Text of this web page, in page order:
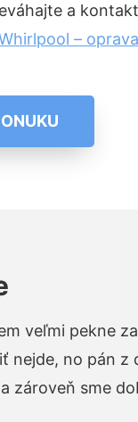
a
–
veľmi pekne
nejde, no pán z
zároveň sme